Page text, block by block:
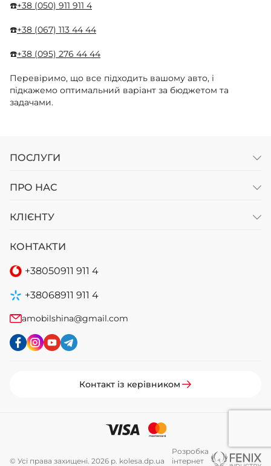
☎️+38 (050) 911 911 4
☎️+38 (067) 113 44 44
☎️+38 (095) 276 44 44
Перевіримо, що все підходить вашому авто, і
підкажемо оптимальний варіант за бюджетом та
задачами.
ПОСЛУГИ
ПРО НАС
КЛІЄНТУ
КОНТАКТИ
+38050911 911 4
+38068911 911 4
amobilshina@gmail.com
Контакт із керівником
© Усі права захищені. 2026 р. kolesa.dp.ua
Розробка
інтернет